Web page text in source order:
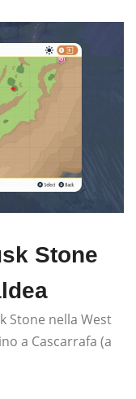
Stone
Stone nella West
a Cascarrafa (a